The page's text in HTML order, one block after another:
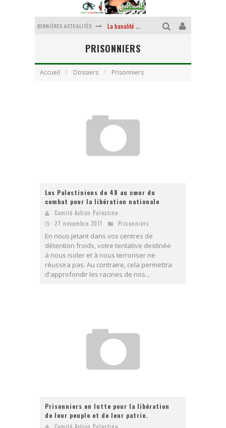
DERNIÈRES ACTUALITÉS
La banalité du mal colonial
La révolution ou rien
PRISONNIERS
Accueil Dossiers Prisonniers
Les Palestiniens de 48 au cœur du
combat pour la libération nationale
Comité Action Palestine
27 novembre 2011
Prisonniers
En nous jetant dans vos centres de
détention froids, votre tentative destinée
à nous isoler et à nous terroriser ne
réussira pas. Au contraire, cela permettra
d'approfondir les racines de nos...
Prisonniers en lutte pour la libération
de leur peuple et de leur patrie.